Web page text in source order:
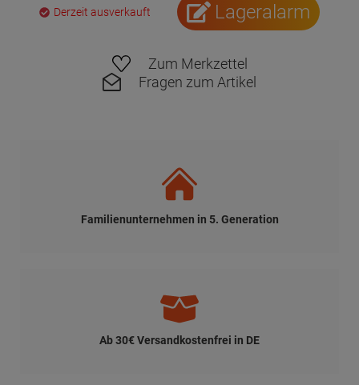
Derzeit ausverkauft Lageralarm
Zum Merkzettel
Fragen zum Artikel
Familienunternehmen in 5. Generation
Ab 30€ Versandkostenfrei in DE